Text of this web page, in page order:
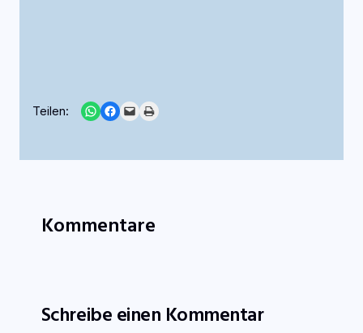
Teilen: Share on WhatsApp
Share on Facebook
Email this PagePrint this Page
Kommentare
Schreibe einen Kommentar